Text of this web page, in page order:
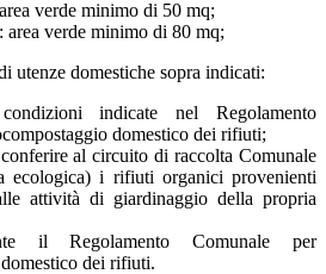
verde minimo di 50 mq;
area verde minimo di 80 mq;
utenze domestiche sopra indicati:
indicate nel Regolamento
domestico dei rifiuti;
al circuito di raccolta Comunale
ecologica) i rifiuti organici provenienti
attività di giardinaggio della propria
il Regolamento Comunale per
dei rifiuti.